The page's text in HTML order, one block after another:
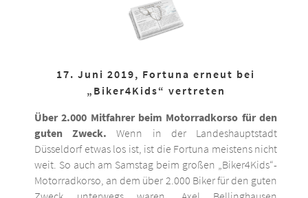
17. Juni 2019, Fortuna erneut bei
„Biker4Kids“ vertreten
Über 2.000 Mitfahrer beim Motorradkorso für den
guten Zweck. Wenn in der Landeshauptstadt
Düsseldorf etwas los ist, ist die Fortuna meistens nicht
weit. So auch am Samstag beim großen „Biker4Kids“-
Motorradkorso, an dem über 2.000 Biker für den guten